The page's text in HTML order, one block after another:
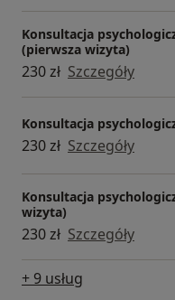
Konsultacja
(pierwsza wizyta)
230 zł Szczegóły
Konsultacja
230 zł Szczegóły
Konsultacja
wizyta)
230 zł Szczegóły
+ 9 usług